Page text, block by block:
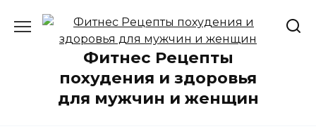
содержанию
Фитнес Рецепты
похудения и здоровья
для мужчин и женщин